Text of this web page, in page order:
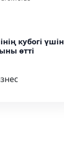
кубогі үшін
өтті